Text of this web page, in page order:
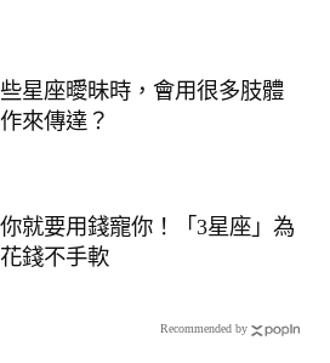
星座曖昧時，會用很多肢體
來傳達？
就要用錢寵你！「3星座」為
錢不手軟
Recommended by